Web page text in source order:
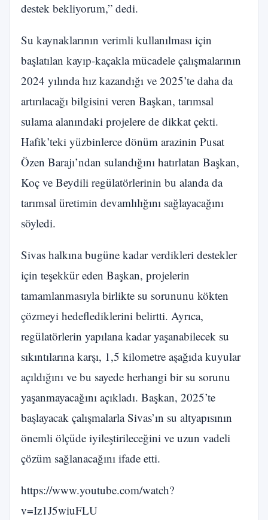
destek bekliyorum,” dedi.
Su kaynaklarının verimli kullanılması için
başlatılan kayıp-kaçakla mücadele çalışmalarının
2024 yılında hız kazandığı ve 2025’te daha da
artırılacağı bilgisini veren Başkan, tarımsal
sulama alanındaki projelere de dikkat çekti.
Hafik’teki yüzbinlerce dönüm arazinin Pusat
Özen Barajı’ndan sulandığını hatırlatan Başkan,
Koç ve Beydili regülatörlerinin bu alanda da
tarımsal üretimin devamlılığını sağlayacağını
söyledi.
Sivas halkına bugüne kadar verdikleri destekler
için teşekkür eden Başkan, projelerin
tamamlanmasıyla birlikte su sorununu kökten
çözmeyi hedeflediklerini belirtti. Ayrıca,
regülatörlerin yapılana kadar yaşanabilecek su
sıkıntılarına karşı, 1,5 kilometre aşağıda kuyular
açıldığını ve bu sayede herhangi bir su sorunu
yaşanmayacağını açıkladı. Başkan, 2025’te
başlayacak çalışmalarla Sivas’ın su altyapısının
önemli ölçüde iyileştirileceğini ve uzun vadeli
çözüm sağlanacağını ifade etti.
https://www.youtube.com/watch?
v=Iz1J5wiuFLU